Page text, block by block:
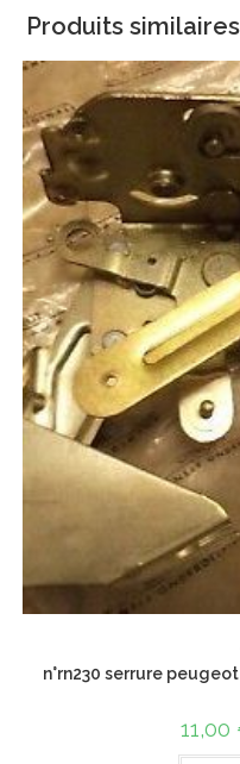
Produits similaires
n°rn230 serrure
11,00